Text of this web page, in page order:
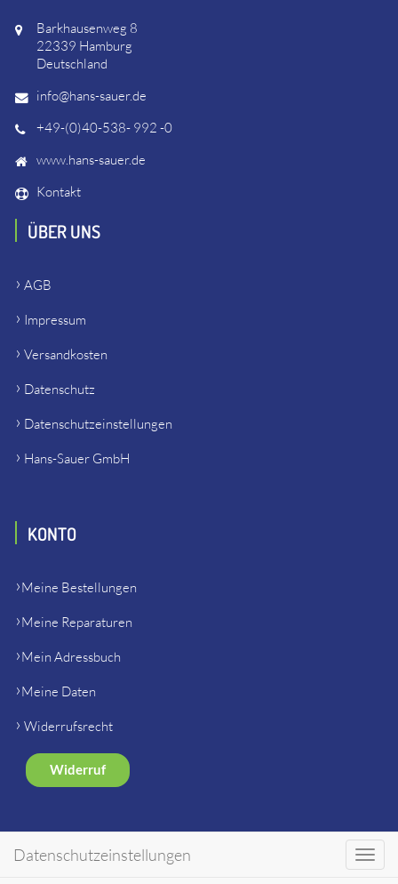
Barkhausenweg 8
22339 Hamburg
Deutschland
info@hans-sauer.de
+49-(0)40-538- 992 -0
www.hans-sauer.de
Kontakt
ÜBER UNS
AGB
Impressum
Versandkosten
Datenschutz
Datenschutzeinstellungen
Hans-Sauer GmbH
KONTO
Meine Bestellungen
Meine Reparaturen
Mein Adressbuch
Meine Daten
Widerrufsrecht
Widerruf
SHOP
Datenschutzeinstellungen